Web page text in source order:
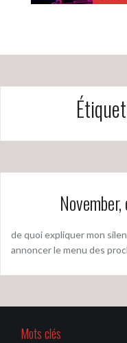
de quoi expliquer mon
annoncer le menu des
Mots clés